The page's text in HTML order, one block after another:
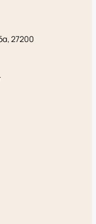
27200